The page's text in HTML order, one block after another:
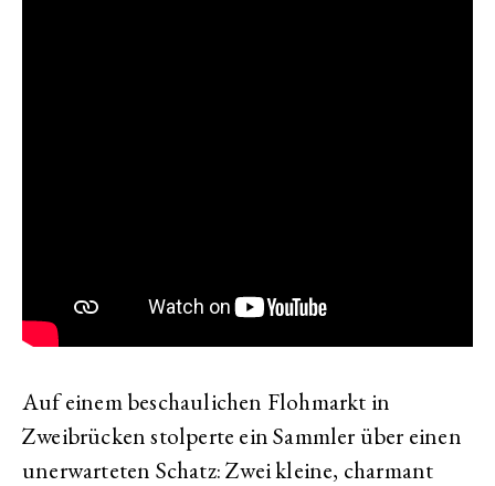
Auf einem beschaulichen Flohmarkt in
Zweibrücken stolperte ein Sammler über einen
unerwarteten Schatz: Zwei kleine, charmant